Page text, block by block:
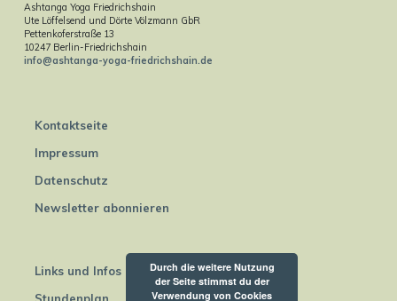
Ashtanga Yoga Friedrichshain
Ute Löffelsend und Dörte Völzmann GbR
Pettenkoferstraße 13
10247 Berlin-Friedrichshain
info@ashtanga-yoga-friedrichshain.de
Kontaktseite
Impressum
Datenschutz
Newsletter abonnieren
Links und Infos
Durch die weitere Nutzung
der Seite stimmst du der
Verwendung von Cookies